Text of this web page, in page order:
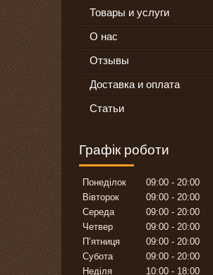
Товары и услуги
О нас
Отзывы
Доставка и оплата
Статьи
Графік роботи
Понеділок 09:00
20:00
Вівторок
09:00
20:00
Середа
09:00
20:00
Четвер
09:00
20:00
Пʼятниця
09:00
20:00
Субота
09:00
20:00
Неділя
10:00 18:00